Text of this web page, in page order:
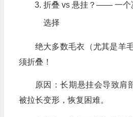
折叠 vs 悬挂？—— 一个
选择
绝大多数毛衣（尤其是羊
须折叠！
原因：长期悬挂会导致肩
被拉长变形，恢复困难。